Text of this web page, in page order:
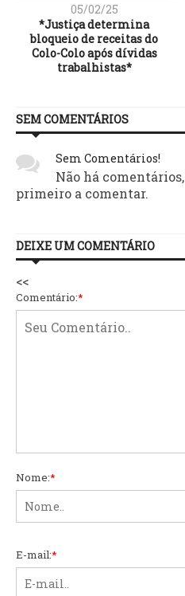
05/02/25
*Justiça determina
bloqueio de receitas do
Colo-Colo após dívidas
trabalhistas*
SEM COMENTÁRIOS
Sem Comentários!
Não há
primeiro a comentar.
DEIXE UM COMENTÁRIO
<<
Comentário:*
Nome:*
E-mail:*